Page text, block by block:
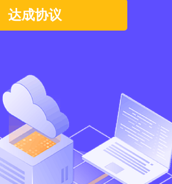
达成协议